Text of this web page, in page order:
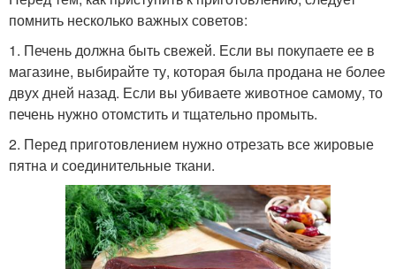
помнить несколько важных советов:
1. Печень должна быть свежей. Если вы покупаете ее в
магазине, выбирайте ту, которая была продана не более
двух дней назад. Если вы убиваете животное самому, то
печень нужно отомстить и тщательно промыть.
2. Перед приготовлением нужно отрезать все жировые
пятна и соединительные ткани.